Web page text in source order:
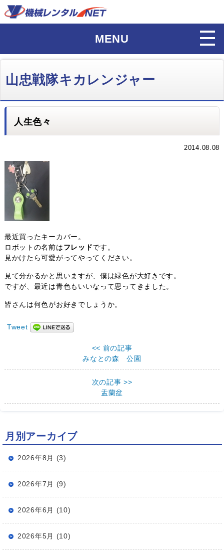
MENU
山忠戦隊キカレンジャー
人生色々
2014.08.08
最近買ったキーカバー。
ロボットの名前はフレッドです。
見かけたら可愛がってやってください。
見て分かるかと思いますが、僕は緑色が大好きです。
ですが、最近は青色もいいなって思ってきました。
皆さんは何色がお好きでしょうか。
Tweet
<< 前の記事
みなとの森 公園
次の記事 >>
盂蘭盆
月別アーカイブ
2026年8月 (3)
2026年7月 (9)
2026年6月 (10)
2026年5月 (10)